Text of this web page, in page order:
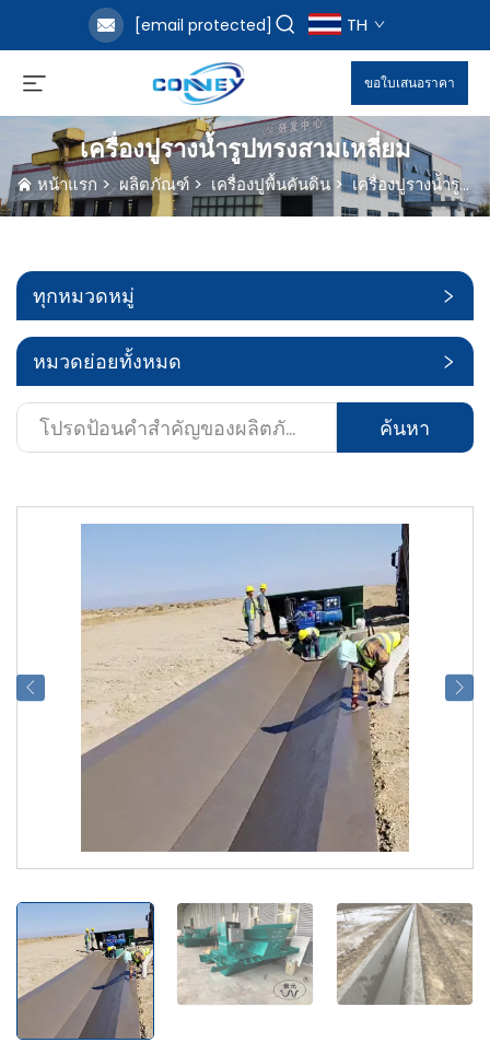
[email protected] TH
ขอใบเสนอราคา
เครื่องปูรางน้ำรูปทรงสามเหลี่ยม
หน้าแรก >ผลิตภัณฑ์>เครื่องปูพื้นคันดิน>เครื่องปูรางน้ำรูปทรงสามเหลี่ยม
ทุกหมวดหมู่
หมวดย่อยทั้งหมด
ค้นหา